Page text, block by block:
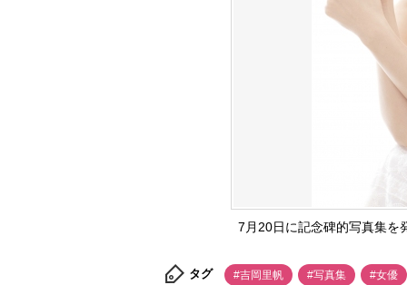
7月20日に記念碑的写真集を
タグ #吉岡里帆 #写真集 #女優